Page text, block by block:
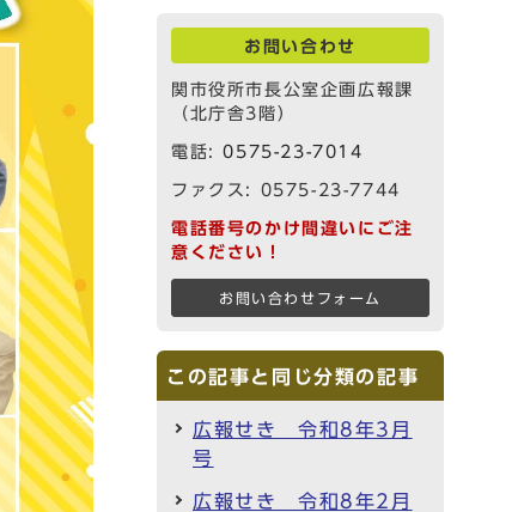
お問い合わせ
関市役所市長公室企画広報課
（北庁舎3階）
電話:0575-23-7014
ファクス: 0575-23-7744
電話番号のかけ間違いにご注
意ください！
お問い合わせフォーム
この記事と同じ分類の記事
広報せき 令和8年3月
号
広報せき 令和8年2月